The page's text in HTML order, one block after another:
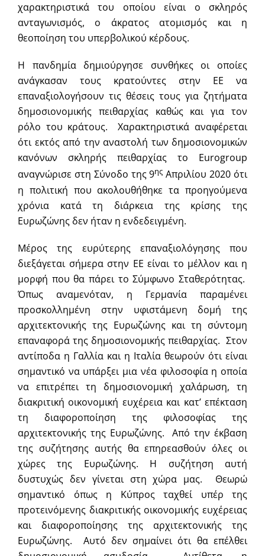
χαρακτηριστικά του οποίου είναι ο σκληρός
ανταγωνισμός, ο άκρατος ατομισμός και η
θεοποίηση του υπερβολικού κέρδους.
Η πανδημία δημιούργησε συνθήκες οι οποίες
ανάγκασαν τους κρατούντες στην ΕΕ να
επαναξιολογήσουν τις θέσεις τους για ζητήματα
δημοσιονομικής πειθαρχίας καθώς και για τον
ρόλο του κράτους. Χαρακτηριστικά αναφέρεται
ότι εκτός από την αναστολή των δημοσιονομικών
κανόνων σκληρής πειθαρχίας το Eurogroup
αναγνώρισε στη Σύνοδο της 9ης Απριλίου 2020 ότι
η πολιτική που ακολουθήθηκε τα προηγούμενα
χρόνια κατά τη διάρκεια της κρίσης της
Ευρωζώνης δεν ήταν η ενδεδειγμένη.
Μέρος της ευρύτερης επαναξιολόγησης που
διεξάγεται σήμερα στην ΕΕ είναι το μέλλον και η
μορφή που θα πάρει το Σύμφωνο Σταθερότητας.
Όπως αναμενόταν, η Γερμανία παραμένει
προσκολλημένη στην υφιστάμενη δομή της
αρχιτεκτονικής της Ευρωζώνης και τη σύντομη
επαναφορά της δημοσιονομικής πειθαρχίας. Στον
αντίποδα η Γαλλία και η Ιταλία θεωρούν ότι είναι
σημαντικό να υπάρξει μια νέα φιλοσοφία η οποία
να επιτρέπει τη δημοσιονομική χαλάρωση, τη
διακριτική οικονομική ευχέρεια και κατ’ επέκταση
τη διαφοροποίηση της φιλοσοφίας της
αρχιτεκτονικής της Ευρωζώνης. Από την έκβαση
της συζήτησης αυτής θα επηρεασθούν όλες οι
χώρες της Ευρωζώνης. Η συζήτηση αυτή
δυστυχώς δεν γίνεται στη χώρα μας. Θεωρώ
σημαντικό όπως η Κύπρος ταχθεί υπέρ της
προτεινόμενης διακριτικής οικονομικής ευχέρειας
και διαφοροποίησης της αρχιτεκτονικής της
Ευρωζώνης. Αυτό δεν σημαίνει ότι θα επέλθει